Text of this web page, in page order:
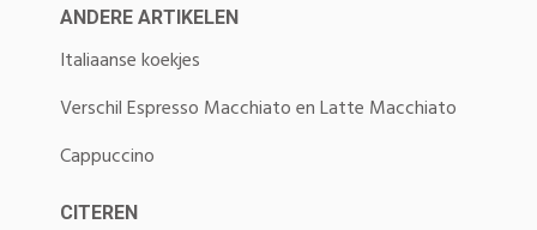
ANDERE ARTIKELEN
Italiaanse koekjes
Verschil Espresso Macchiato en Latte Macchiato
Cappuccino
CITEREN